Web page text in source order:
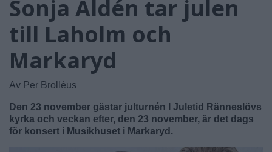
Sonja Aldén tar julen
till Laholm och
Markaryd
Av Per Brolléus
Den 23 november gästar julturnén I Juletid Ränneslövs
kyrka och veckan efter, den 23 november, är det dags
för konsert i Musikhuset i Markaryd.